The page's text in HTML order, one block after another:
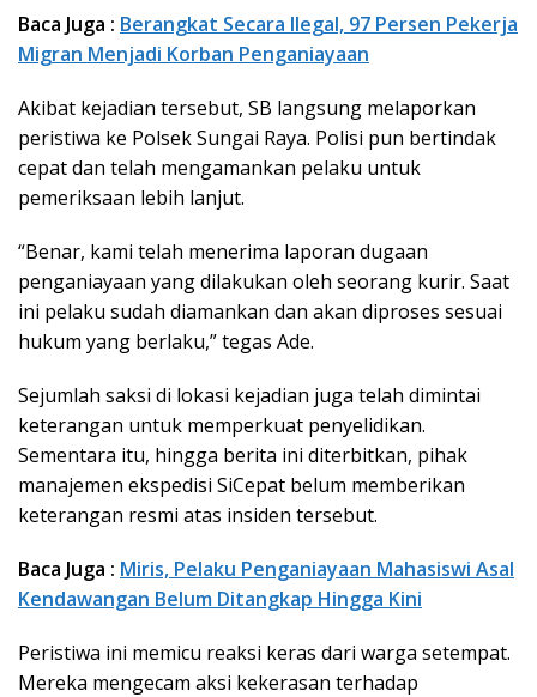
Baca Juga : Berangkat Secara Ilegal, 97 Persen Pekerja
Migran Menjadi Korban Penganiayaan
Akibat kejadian tersebut, SB langsung melaporkan
peristiwa ke Polsek Sungai Raya. Polisi pun bertindak
cepat dan telah mengamankan pelaku untuk
pemeriksaan lebih lanjut.
“Benar, kami telah menerima laporan dugaan
penganiayaan yang dilakukan oleh seorang kurir. Saat
ini pelaku sudah diamankan dan akan diproses sesuai
hukum yang berlaku,” tegas Ade.
Sejumlah saksi di lokasi kejadian juga telah dimintai
keterangan untuk memperkuat penyelidikan.
Sementara itu, hingga berita ini diterbitkan, pihak
manajemen ekspedisi SiCepat belum memberikan
keterangan resmi atas insiden tersebut.
Baca Juga : Miris, Pelaku Penganiayaan Mahasiswi Asal
Kendawangan Belum Ditangkap Hingga Kini
Peristiwa ini memicu reaksi keras dari warga setempat.
Mereka mengecam aksi kekerasan terhadap